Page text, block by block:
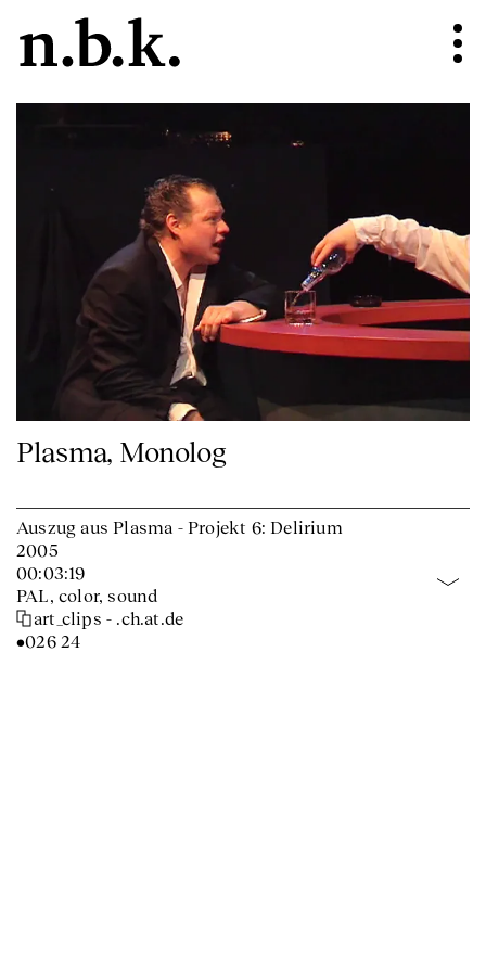
Plasma, Monolog
Auszug aus Plasma - Projekt 6: Delirium
2005
00:03:19
PAL, color, sound
art_clips - .ch.at.de
•026 24